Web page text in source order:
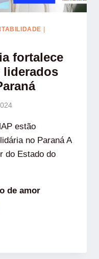
|
fortalece
liderados
estão
no Paraná A
do Estado do
de amor